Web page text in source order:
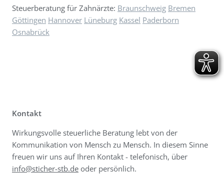
Steuerberatung für Zahnärzte: Braunschweig Bremen
Göttingen Hannover Lüneburg Kassel Paderborn
Osnabrück
Kontakt
Wirkungsvolle steuerliche Beratung lebt von der
Kommunikation von Mensch zu Mensch. In diesem Sinne
freuen wir uns auf Ihren Kontakt - telefonisch, über
info@sticher-stb.de oder persönlich.